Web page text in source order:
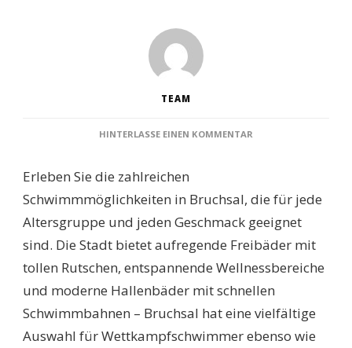
TEAM
HINTERLASSE EINEN KOMMENTAR
BESTEN
TIPPS
FÜR
ITNESS U
ND E
Erleben Sie die zahlreichen
Schwimmmöglichkeiten in Bruchsal, die für jede
Altersgruppe und jeden Geschmack geeignet
sind. Die Stadt bietet aufregende Freibäder mit
tollen Rutschen, entspannende Wellnessbereiche
und moderne Hallenbäder mit schnellen
Schwimmbahnen – Bruchsal hat eine vielfältige
Auswahl für Wettkampfschwimmer ebenso wie